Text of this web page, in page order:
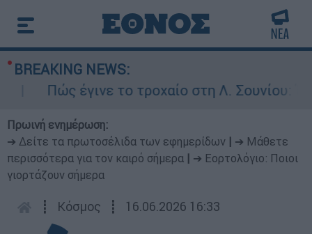
BREAKING NEWS:
Πώς έγινε το τροχαίο στη Λ. Σουνίου: Έκανε
Πρωινή ενημέρωση:
➔ Δείτε τα πρωτοσέλιδα των εφημερίδων
➔ Μάθετε
περισσότερα για τον καιρό σήμερα
➔ Εορτολόγιο: Ποιοι
γιορτάζουν σήμερα
┋ Κόσμος ┋ 16.06.2026 16:33